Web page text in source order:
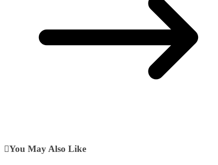
You May Also Like